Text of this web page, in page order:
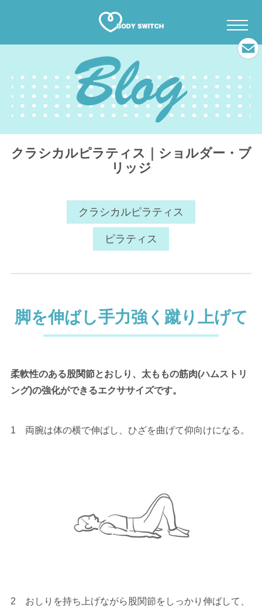
クラシカルピラティス｜ショルダー・ブ
リッジ
クラシカルピラティス
ピラティス
脚を伸ばし手力強く蹴り上げて
柔軟性のある股関節とおしり、太ももの筋肉(ハムストリ
ング)の強化ができるエクササイズです。
1 両腕は体の横で伸ばし、ひざを曲げて仰向けになる。
2 おしりを持ち上げながら股関節をしっかり伸ばして、